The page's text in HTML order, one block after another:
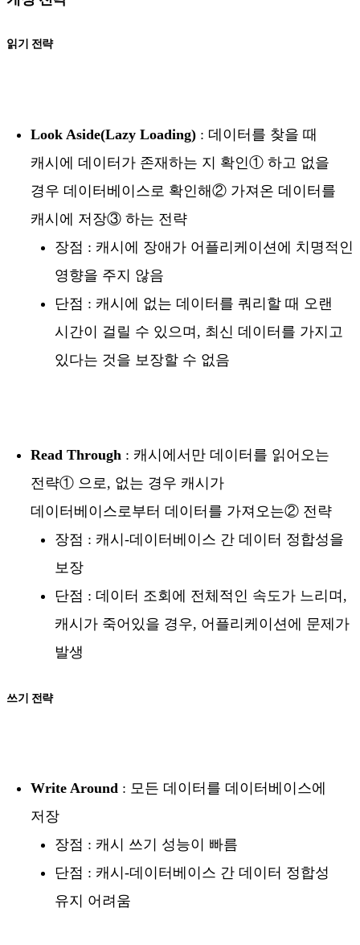
읽기 전략
Look Aside(Lazy Loading) : 데이터를 찾을 때
캐시에 데이터가 존재하는 지 확인① 하고 없을
경우 데이터베이스로 확인해② 가져온 데이터를
캐시에 저장③ 하는 전략
장점 : 캐시에 장애가 어플리케이션에 치명적인
영향을 주지 않음
단점 : 캐시에 없는 데이터를 쿼리할 때 오랜
시간이 걸릴 수 있으며, 최신 데이터를 가지고
있다는 것을 보장할 수 없음
Read Through : 캐시에서만 데이터를 읽어오는
전략① 으로, 없는 경우 캐시가
데이터베이스로부터 데이터를 가져오는② 전략
장점 : 캐시-데이터베이스 간 데이터 정합성을
보장
단점 : 데이터 조회에 전체적인 속도가 느리며,
캐시가 죽어있을 경우, 어플리케이션에 문제가
발생
쓰기 전략
Write Around : 모든 데이터를 데이터베이스에
저장
장점 : 캐시 쓰기 성능이 빠름
단점 : 캐시-데이터베이스 간 데이터 정합성
유지 어려움